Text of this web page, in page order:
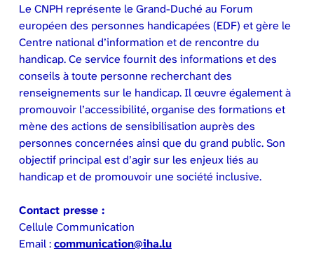
Le CNPH représente le Grand-Duché au Forum
européen des personnes handicapées (EDF) et gère le
Centre national d’information et de rencontre du
handicap. Ce service fournit des informations et des
conseils à toute personne recherchant des
renseignements sur le handicap. Il œuvre également à
promouvoir l’accessibilité, organise des formations et
mène des actions de sensibilisation auprès des
personnes concernées ainsi que du grand public. Son
objectif principal est d’agir sur les enjeux liés au
handicap et de promouvoir une société inclusive.
Contact presse :
Cellule Communication
Email :communication@iha.lu